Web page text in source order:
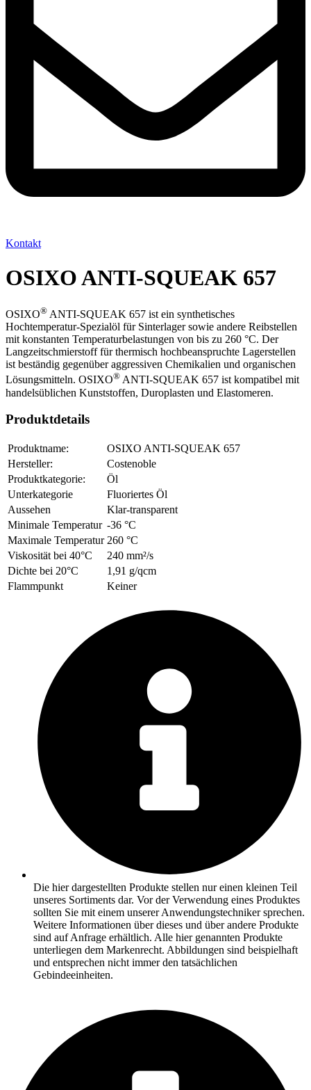
Kontakt
OSIXO ANTI-SQUEAK 657
OSIXO® ANTI-SQUEAK 657 ist ein synthetisches
Hochtemperatur-Spezialöl für Sinterlager sowie andere Reibstellen
mit konstanten Temperaturbelastungen von bis zu 260 °C. Der
Langzeitschmierstoff für thermisch hochbeanspruchte Lagerstellen
ist beständig gegenüber aggressiven Chemikalien und organischen
Lösungsmitteln. OSIXO® ANTI-SQUEAK 657 ist kompatibel mit
handelsüblichen Kunststoffen, Duroplasten und Elastomeren.
Produktdetails
Produktname:
OSIXO ANTI-SQUEAK 657
Hersteller:
Costenoble
Produktkategorie:
Öl
Unterkategorie
Fluoriertes Öl
Aussehen
Klar-transparent
Minimale Temperatur -36 °C
Maximale Temperatur 260 °C
Viskosität bei 40°C
240 mm²/s
Dichte bei 20°C
1,91 g/qcm
Flammpunkt
Keiner
Die hier dargestellten Produkte stellen nur einen kleinen Teil
unseres Sortiments dar. Vor der Verwendung eines Produktes
sollten Sie mit einem unserer Anwendungstechniker sprechen.
Weitere Informationen über dieses und über andere Produkte
sind auf Anfrage erhältlich. Alle hier genannten Produkte
unterliegen dem Markenrecht. Abbildungen sind beispielhaft
und entsprechen nicht immer den tatsächlichen
Gebindeeinheiten.